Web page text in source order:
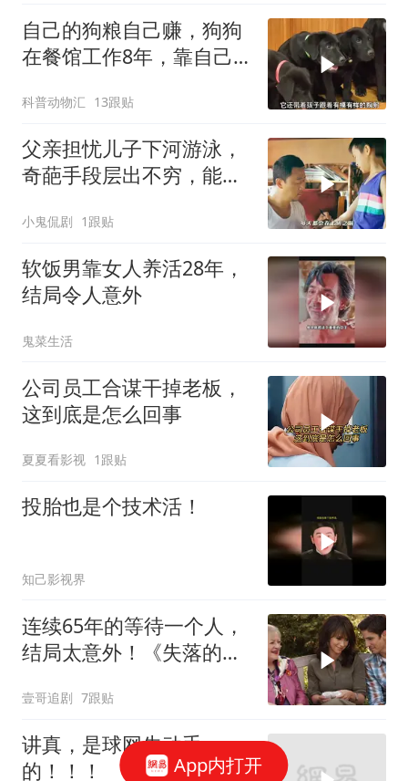
自己的狗粮自己赚，狗狗
在餐馆工作8年，靠自己
科普动物汇 13跟贴
父亲担忧儿子下河游泳，
奇葩手段层出不穷，能否
小鬼侃剧 1跟贴
软饭男靠女人养活28年，
结局令人意外
鬼菜生活
公司员工合谋干掉老板，
这到底是怎么回事
夏夏看影视 1跟贴
投胎也是个技术活！
知己影视界
连续65年的等待一个人，
结局太意外！《失落的情
壹哥追剧 7跟贴
讲真，是球网先动手
的！！！
App内打开